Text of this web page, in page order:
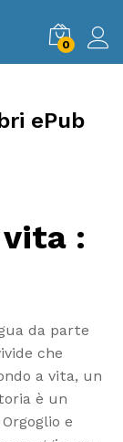
0
ePub
:
da parte
che
a vita, un
è un
e